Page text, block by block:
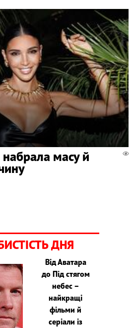
масу й
ДНЯ
Від Аватара
до Під стягом
небес –
найкращі
фільми й
серіали із